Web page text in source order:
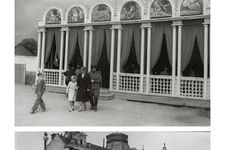
Фото Житомира період
до 1917 року
Leave a comment
ПАВІЛЬЙОН МОРОЗИВА ЖИТОМИР 1947
Фото Житомир (1945-
1960)